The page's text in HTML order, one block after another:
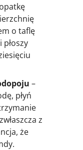
o taflę
–
płyń
z
że